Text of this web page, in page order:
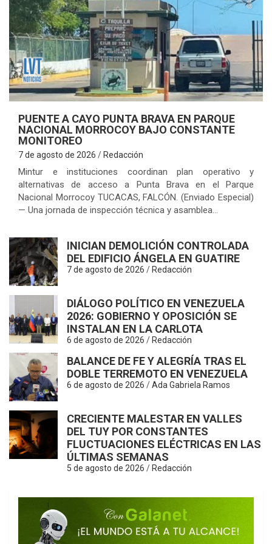
S
PUENTE A CAYO PUNTA BRAVA EN PARQUE
NACIONAL MORROCOY BAJO CONSTANTE
MONITOREO
7 de agosto de 2026 Redacción
Mintur e instituciones coordinan plan operativo y
alternativas de acceso a Punta Brava en el Parque
Nacional Morrocoy TUCACAS, FALCÓN. (Enviado Especial)
— Una jornada de inspección técnica y asamblea…
INICIAN DEMOLICIÓN CONTROLADA
DEL EDIFICIO ÁNGELA EN GUATIRE
7 de agosto de 2026 Redacción
DIÁLOGO POLÍTICO EN VENEZUELA
2026: GOBIERNO Y OPOSICIÓN SE
INSTALAN EN LA CARLOTA
6 de agosto de 2026 Redacción
BALANCE DE FE Y ALEGRÍA TRAS EL
DOBLE TERREMOTO EN VENEZUELA
6 de agosto de 2026 Ada Gabriela Ramos
CRECIENTE MALESTAR EN VALLES
DEL TUY POR CONSTANTES
FLUCTUACIONES ELÉCTRICAS EN LAS
ÚLTIMAS SEMANAS
5 de agosto de 2026 Redacción